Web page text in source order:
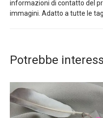
informazioni di contatto del
immagini. Adatto a tutte le
Potrebbe